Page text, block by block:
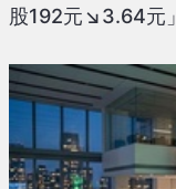
股192元↘3.64元」